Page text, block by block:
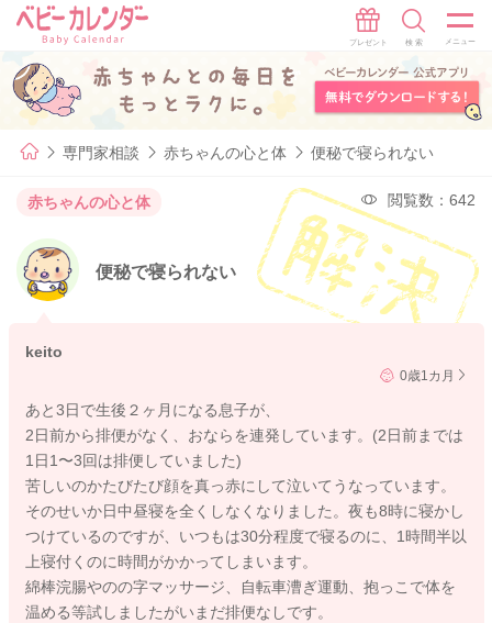
専門家相談 赤ちゃんの心と体 便秘で寝られない
赤ちゃんの心と体 閲覧数：642
便秘で寝られない
keito
0歳1カ月
あと3日で生後２ヶ月になる息子が、
2日前から排便がなく、おならを連発しています。(2日前までは
1日1〜3回は排便していました)
苦しいのかたびたび顔を真っ赤にして泣いてうなっています。
そのせいか日中昼寝を全くしなくなりました。夜も8時に寝かし
つけているのですが、いつもは30分程度で寝るのに、1時間半以
上寝付くのに時間がかかってしまいます。
綿棒浣腸やのの字マッサージ、自転車漕ぎ運動、抱っこで体を
温める等試しましたがいまだ排便なしです。